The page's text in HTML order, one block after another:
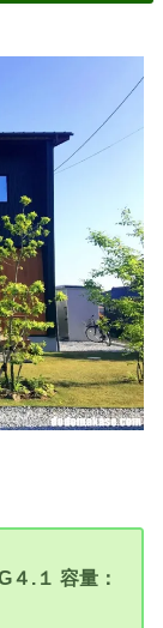
４.１ 容量：